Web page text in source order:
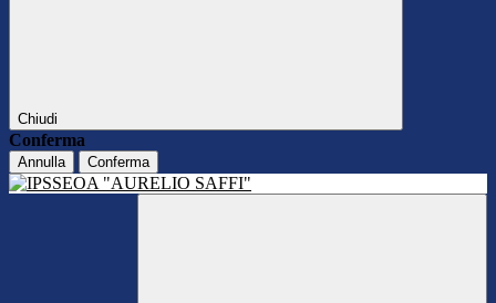
Chiudi
Conferma
Annulla Conferma